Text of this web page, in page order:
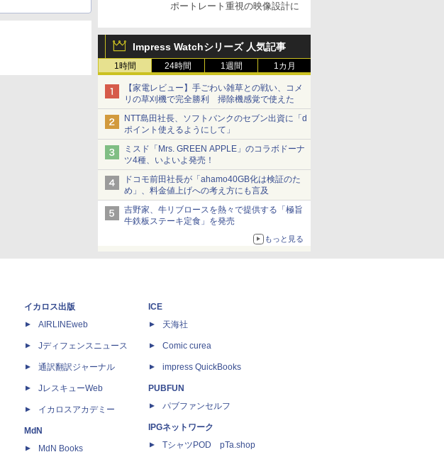
ポートレート重視の映像設計に
Impress Watchシリーズ 人気記事
1時間 24時間 1週間 1カ月
【家電レビュー】手ごわい雑草との戦い、コメ
リの草刈機で完全勝利 掃除機感覚で使えた
NTT島田社長、ソフトバンクのセブン出資に「d
ポイント使えるようにして」
ミスド「Mrs. GREEN APPLE」のコラボドーナ
ツ4種、いよいよ発売！
ドコモ前田社長が「ahamo40GB化は検証のた
め」、料金値上げへの考え方にも言及
吉野家、牛リブロースを熱々で提供する「極旨
牛鉄板ステーキ定食」を発売
もっと見る
イカロス出版
AIRLINEweb
Jディフェンスニュース
通訳翻訳ジャーナル
JレスキューWeb
イカロスアカデミー
MdN
MdN Books
ICE
天海社
Comic curea
impress QuickBooks
PUBFUN
パブファンセルフ
IPGネットワーク
TシャツPOD pTa.shop